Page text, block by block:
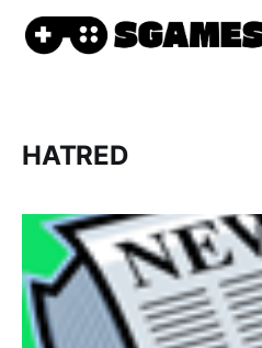
HATRED